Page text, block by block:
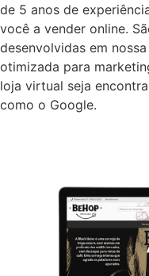
de 5 anos de
você a vender online.
desenvolvidas em
otimizada para
loja virtual seja
como o Google.